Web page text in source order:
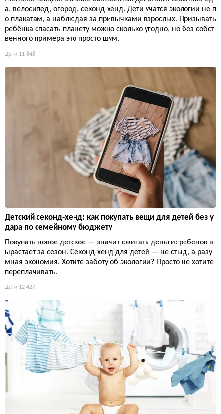
а, велосипед, огород, секонд-хенд. Дети учатся экологии не п
о плакатам, а наблюдая за привычками взрослых. Призывать
ребёнка спасать планету можно сколько угодно, но без собст
венного примера это просто шум.
Дети 11 848
Детский секонд-хенд: как покупать вещи для детей без у
дара по семейному бюджету
Покупать новое детское — значит сжигать деньги: ребенок в
ырастает за сезон. Секонд-хенд для детей — не стыд, а разу
мная экономия. Хотите заботу об экологии? Просто не хотите
переплачивать.
Дети 12 427